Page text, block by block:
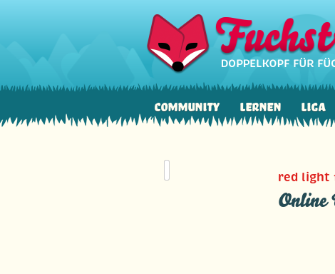
Community Lernen Liga
red light
Online